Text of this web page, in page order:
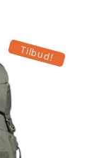
Tilbud!